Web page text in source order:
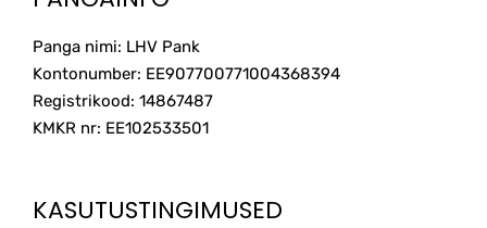
Panga nimi: LHV Pank
Kontonumber: EE907700771004368394
Registrikood: 14867487
KMKR nr: EE102533501
KASUTUSTINGIMUSED